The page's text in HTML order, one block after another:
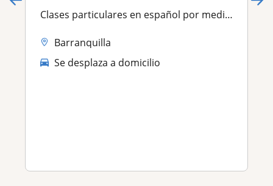
Clases particulares en español por medio de internet
Barranquilla
Se desplaza a domicilio